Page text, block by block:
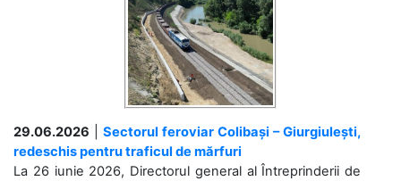
29.06.2026
Sectorul feroviar Colibași – Giurgiulești,
redeschis pentru traficul de mărfuri
La 26 iunie 2026, Directorul general al Întreprinderii de